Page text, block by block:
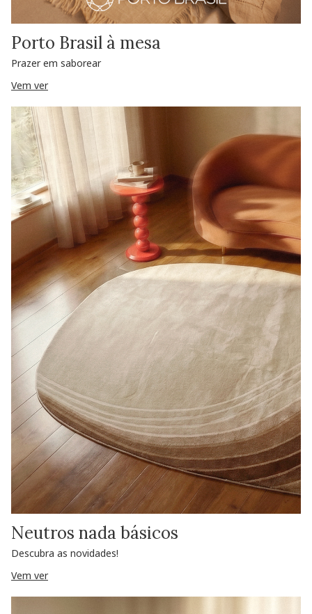
Porto Brasil à mesa
Prazer em saborear
Vem ver
Neutros nada básicos
Descubra as novidades!
Vem ver